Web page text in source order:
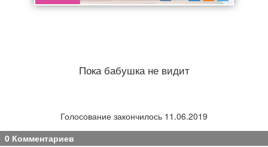
Пока бабушка не видит
Голосование закончилось 11.06.2019
0 Комментариев